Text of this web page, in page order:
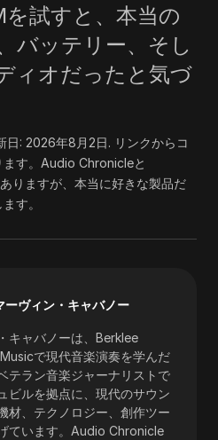
を試すと、本当の
バッテリー、そし
ィオだったと気づ
日: 2026年8月2日. リンクからコ
ます。Audio Chronicleと
りますが、本当に好きな製品だ
す。
ーヴィン・キャバノー
キャバノーは、Berklee
で現代音楽演奏を学んだ
テラン音楽ジャーナリストで
ビルを拠点に、現代のサウン
材、テクノロジー、創作ツー
ています。Audio Chronicle